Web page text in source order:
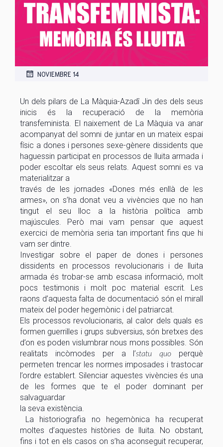
NOVIEMBRE 14
Un dels pilars de La Màquia-Azadî Jin des dels seus
inicis és la recuperació de la memòria
transfeminista. El naixement de La Màquia va anar
acompanyat del somni de juntar en un mateix espai
físic a dones i persones sexe-gènere dissidents que
haguessin participat en processos de lluita armada i
poder escoltar els seus relats. Aquest somni es va
materialitzar a
través de les jornades «Dones més enllà de les
armes», on s’ha donat veu a vivències que no han
tingut el seu lloc a la història política amb
majúscules. Però mai vam pensar que aquest
exercici de memòria seria tan important fins que hi
vam ser dintre.
Investigar sobre el paper de dones i persones
dissidents en processos revolucionaris i de lluita
armada és trobar-se amb escasa informació, molt
pocs testimonis i molt poc material escrit. Les
raons d’aquesta falta de documentació són el mirall
mateix del poder hegemònic i del patriarcat.
Els processos revolucionaris, al calor dels quals es
formen guerrilles i grups subversius, són bretxes des
d’on es poden vislumbrar nous mons possibles. Són
realitats incòmodes per a l’statu quo
perquè
permeten trencar les normes imposades i trastocar
l’ordre establert. Silenciar aquestes vivències és una
de les formes que te el poder dominant per
salvaguardar
la seva existència.
La historiografia no hegemònica ha recuperat
moltes d’aquestes històries de lluita. No obstant,
fins i tot en els casos on s’ha aconseguit recuperar,